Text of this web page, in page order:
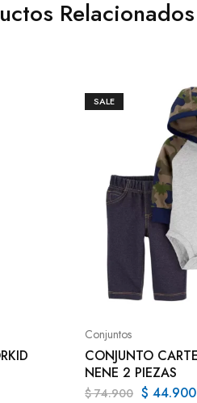
Relacionados
SALE
Conjuntos
CONJUNTO
NENE 2 PIEZAS
$74.900 $ 44.900